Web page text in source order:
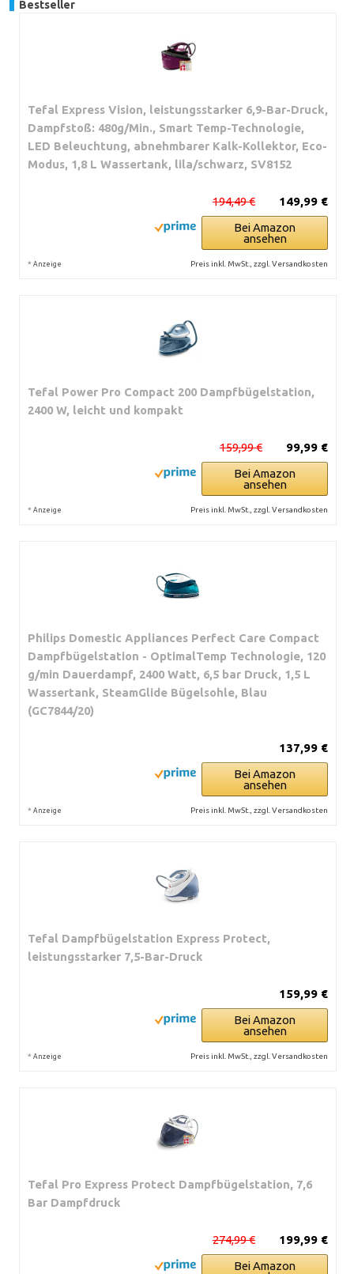
Bestseller
Tefal Express Vision, leistungsstarker 6,9-Bar-Druck,
Dampfstoß: 480g/Min., Smart Temp-Technologie,
LED Beleuchtung, abnehmbarer Kalk-Kollektor, Eco-
Modus, 1,8 L Wassertank, lila/schwarz, SV8152
149,99 €
194,49 €
Bei Amazon
ansehen
* Anzeige Preis inkl. MwSt., zzgl. Versandkosten
Tefal Power Pro Compact 200 Dampfbügelstation,
2400 W, leicht und kompakt
99,99 €
159,99 €
Bei Amazon
ansehen
* Anzeige Preis inkl. MwSt., zzgl. Versandkosten
Philips Domestic Appliances Perfect Care Compact
Dampfbügelstation - OptimalTemp Technologie, 120
g/min Dauerdampf, 2400 Watt, 6,5 bar Druck, 1,5 L
Wassertank, SteamGlide Bügelsohle, Blau
(GC7844/20)
137,99 €
Bei Amazon
ansehen
* Anzeige Preis inkl. MwSt., zzgl. Versandkosten
Tefal Dampfbügelstation Express Protect,
leistungsstarker 7,5-Bar-Druck
159,99 €
Bei Amazon
ansehen
* Anzeige Preis inkl. MwSt., zzgl. Versandkosten
Tefal Pro Express Protect Dampfbügelstation, 7,6
Bar Dampfdruck
199,99 €
274,99 €
Bei Amazon